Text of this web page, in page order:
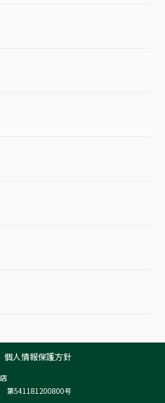
個人情報保護方針
第541181200800号